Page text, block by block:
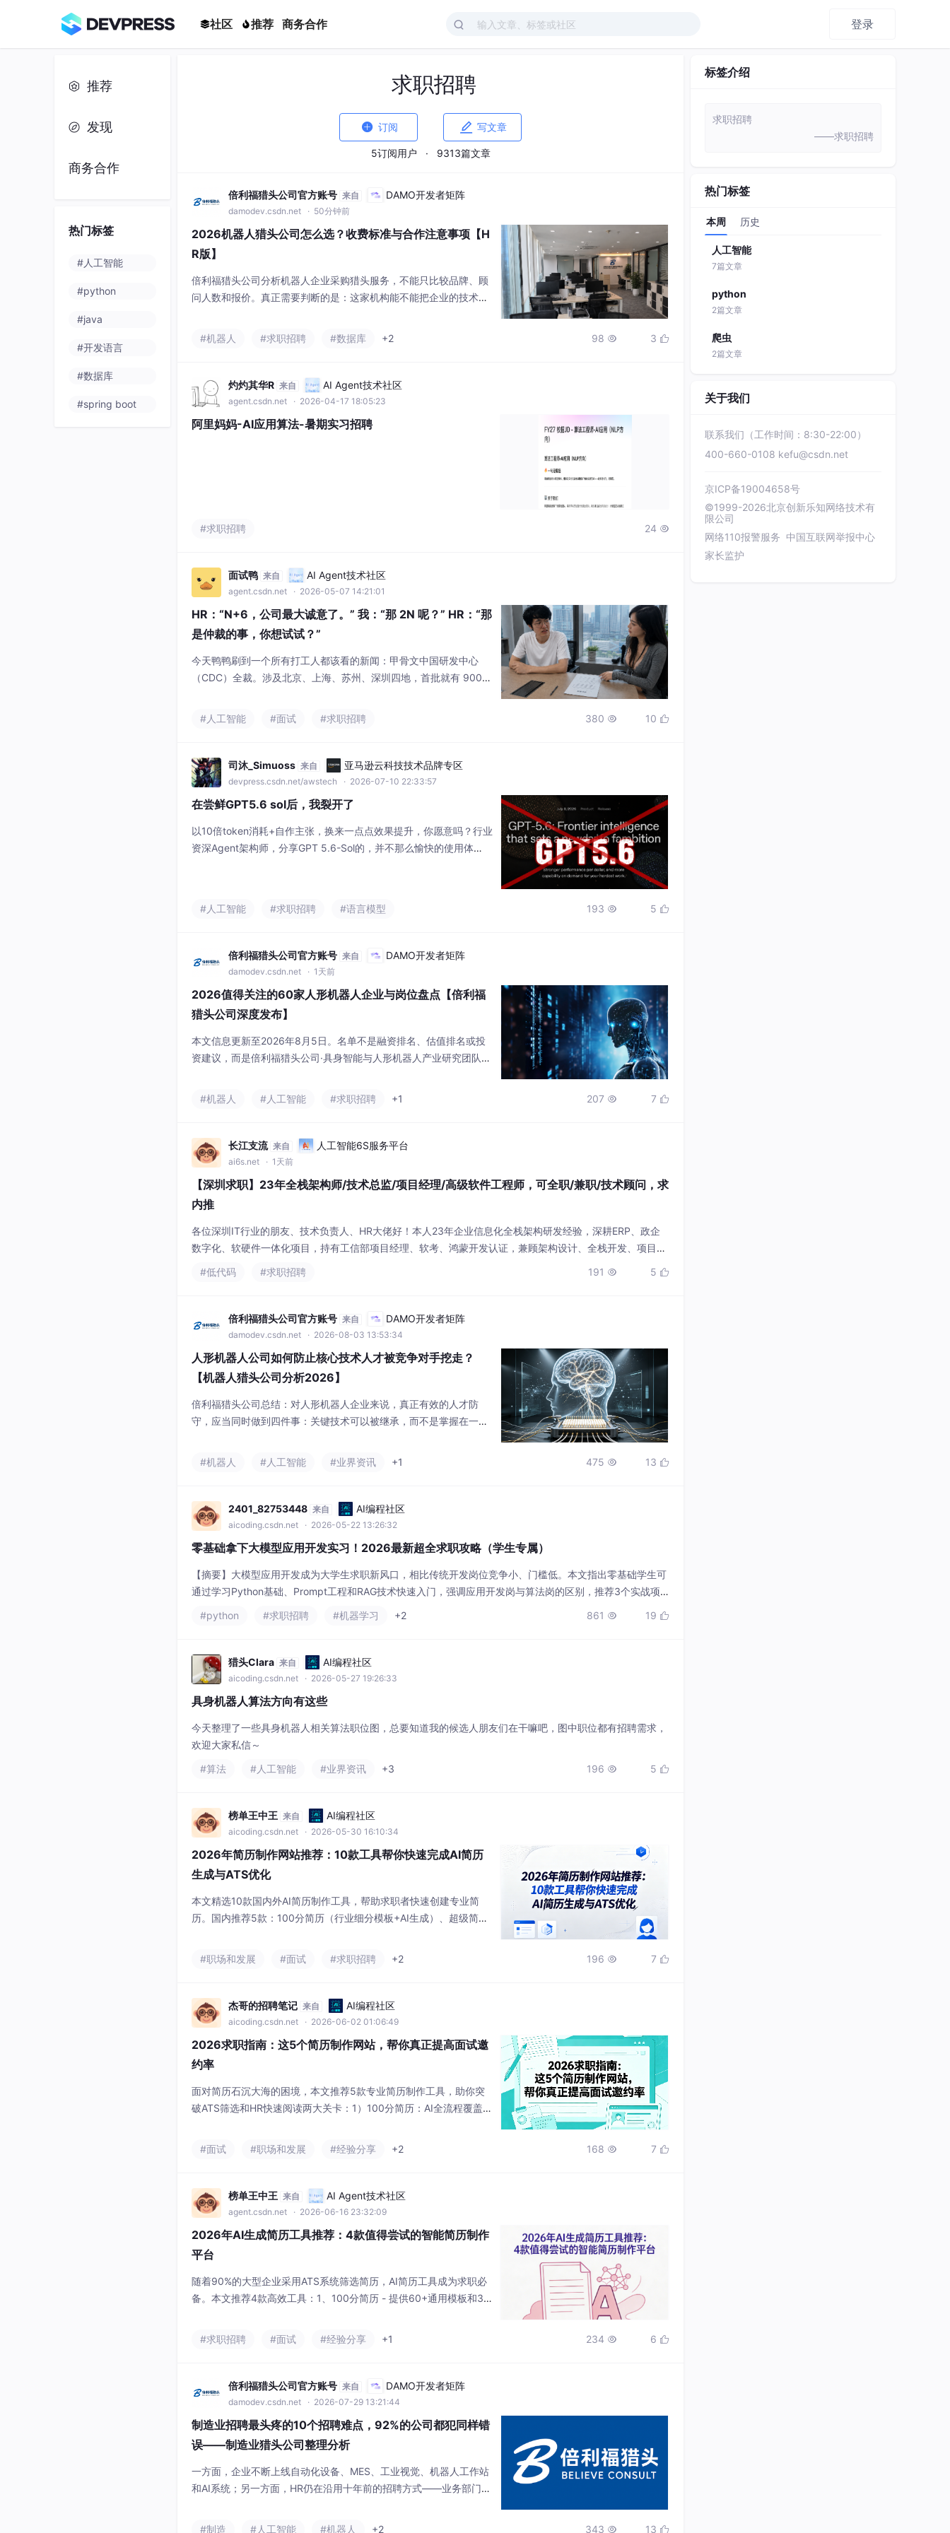
社区 推荐 商务合作 登录
推荐
发现
商务合作
热门标签
#人工智能
#python
#java
#开发语言
#数据库
#spring boot
求职招聘
 订阅  写文章
5订阅用户 · 9313篇文章
倍利福猎头公司官方账号 来自 DAMO开发者矩阵
damodev.csdn.net · 50分钟前
2026机器人猎头公司怎么选？收费标准与合作注意事项【H
R版】
倍利福猎头公司分析机器人企业采购猎头服务，不能只比较品牌、顾
问人数和报价。真正需要判断的是：这家机构能不能把企业的技术问
#机器人
#求职招聘 #数据库 +2 98  3 
灼灼其华R 来自 AI Agent技术社区
agent.csdn.net · 2026-04-17 18:05:23
阿里妈妈-AI应用算法-暑期实习招聘
#求职招聘 24 
面试鸭 来自 AI Agent技术社区
agent.csdn.net · 2026-05-07 14:21:01
HR：“N+6，公司最大诚意了。” 我：“那 2N 呢？” HR：“那
是仲裁的事，你想试试？”
今天鸭鸭刷到一个所有打工人都该看的新闻：甲骨文中国研发中心
（CDC）全裁。涉及北京、上海、苏州、深圳四地，首批就有 900+
N+6 啊？这家公司还挺良心的。但鸭鸭看完后续条款，差点笑出来。
#人工智能 #面试 #求职招聘 380  10 
司沐_Simuoss 来自 亚马逊云科技技术品牌专区
devpress.csdn.net/awstech · 2026-07-10 22:33:57
在尝鲜GPT5.6 sol后，我裂开了
以10倍token消耗+自作主张，换来一点点效果提升，你愿意吗？行业
资深Agent架构师，分享GPT 5.6-Sol的，并不那么愉快的使用体
#人工智能 #求职招聘 #语言模型 193  5 
倍利福猎头公司官方账号 来自 DAMO开发者矩阵
damodev.csdn.net · 1天前
2026值得关注的60家人形机器人企业与岗位盘点【倍利福
猎头公司深度发布】
本文信息更新至2026年8月5日。名单不是融资排名、估值排名或投
资建议，而是倍利福猎头公司·具身智能与人形机器人产业研究团队根
图谱。部分大型科技集团以机器人研发团队形式纳入观察范围。
#机器人 #人工智能 #求职招聘 +1 207  7 
长江支流 来自 人工智能6S服务平台
ai6s.net · 1天前
【深圳求职】23年全栈架构师/技术总监/项目经理/高级软件工程师，可全职/兼职/技术顾问，求
内推
各位深圳IT行业的朋友、技术负责人、HR大佬好！本人23年企业信息化全栈架构研发经验，深耕ERP、政企
数字化、软硬件一体化项目，持有工信部项目经理、软考、鸿蒙开发认证，兼顾架构设计、全栈开发、项目管
理、国产化鸿蒙、AI工程化落地能力。由于每月都往返深圳，想固定，寻找深圳本地岗位，全职、长期兼职、
#低代码 #求职招聘 191  5 
倍利福猎头公司官方账号 来自 DAMO开发者矩阵
damodev.csdn.net · 2026-08-03 13:53:34
人形机器人公司如何防止核心技术人才被竞争对手挖走？
【机器人猎头公司分析2026】
倍利福猎头公司总结：对人形机器人企业来说，真正有效的人才防
守，应当同时做到四件事：关键技术可以被继承，而不是掌握在一个
励之外，还有可感知的工程阶段认可；在员工准备离职之前，组织已
#机器人 #人工智能 #业界资讯 +1 475  13 
2401_82753448 来自 AI编程社区
aicoding.csdn.net · 2026-05-22 13:26:32
零基础拿下大模型应用开发实习！2026最新超全求职攻略（学生专属）
【摘要】大模型应用开发成为大学生求职新风口，相比传统开发岗位竞争小、门槛低。本文指出零基础学生可
通过学习Python基础、Prompt工程和RAG技术快速入门，强调应用开发岗与算法岗的区别，推荐3个实战项
目提升竞争力。文章提供30天速成计划，涵盖技术学习、项目实践到面试准备全流程，并分享简历撰写技巧和
高效投递渠道，帮助普通本科生抓住AI发展红利，斩获大模型应用开发实习offer。
#python #求职招聘 #机器学习 +2 861  19 
猎头Clara 来自 AI编程社区
aicoding.csdn.net · 2026-05-27 19:26:33
具身机器人算法方向有这些
今天整理了一些具身机器人相关算法职位图，总要知道我的候选人朋友们在干嘛吧，图中职位都有招聘需求，
欢迎大家私信～
#算法
#人工智能 #业界资讯 +3 196  5 
榜单王中王 来自 AI编程社区
aicoding.csdn.net · 2026-05-30 16:10:34
2026年简历制作网站推荐：10款工具帮你快速完成AI简历
生成与ATS优化
本文精选10款国内外AI简历制作工具，帮助求职者快速创建专业简
历。国内推荐5款：100分简历（行业细分模板+AI生成）、超级简历
（快捷实用）。国外推荐5款：Zety（智能检查）、MyPerfectResu
#职场和发展 #面试 #求职招聘 +2 196  7 
杰哥的招聘笔记 来自 AI编程社区
aicoding.csdn.net · 2026-06-02 01:06:49
2026求职指南：这5个简历制作网站，帮你真正提高面试邀
约率
面对简历石沉大海的困境，本文推荐5款专业简历制作工具，助你突
破ATS筛选和HR快速阅读两大关卡：1）100分简历：AI全流程覆盖，
化，支持中英文双语切换；3）WPS：办公生态内嵌，AI润色+海量模
#面试 #职场和发展 #经验分享 +2 168  7 
榜单王中王 来自 AI Agent技术社区
agent.csdn.net · 2026-06-16 23:32:09
2026年AI生成简历工具推荐：4款值得尝试的智能简历制作
平台
随着90%的大型企业采用ATS系统筛选简历，AI简历工具成为求职必
备。本文推荐4款高效工具：1、100分简历 - 提供60+通用模板和30
群2、超级简历 - 双语支持出色，2000+模板覆盖15个行业，特别适
#求职招聘 #面试 #经验分享 +1 234  6 
倍利福猎头公司官方账号 来自 DAMO开发者矩阵
damodev.csdn.net · 2026-07-29 13:21:44
制造业招聘最头疼的10个招聘难点，92%的公司都犯同样错
误——制造业猎头公司整理分析
一方面，企业不断上线自动化设备、MES、工业视觉、机器人工作站
和AI系统；另一方面，HR仍在沿用十年前的招聘方式——业务部门丢
负责人判断。普通岗位还能勉强推进，一旦涉及新建工厂、智能制
#制造 #人工智能 #机器人 +2 343  13 
标签介绍
求职招聘
——求职招聘
热门标签
本周 历史
人工智能
7篇文章
python
2篇文章
爬虫
2篇文章
关于我们
联系我们（工作时间：8:30-22:00）
400-660-0108 kefu@csdn.net
京ICP备19004658号
©1999-2026北京创新乐知网络技术有
限公司
网络110报警服务 中国互联网举报中心
家长监护